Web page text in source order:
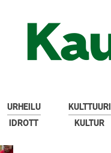
URHEILU
IDROTT
KULTTUURI
KULTUR